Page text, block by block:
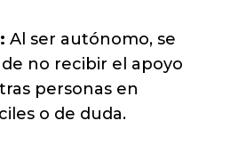
Al ser autónomo, se
no recibir el apoyo
personas en
o de duda.